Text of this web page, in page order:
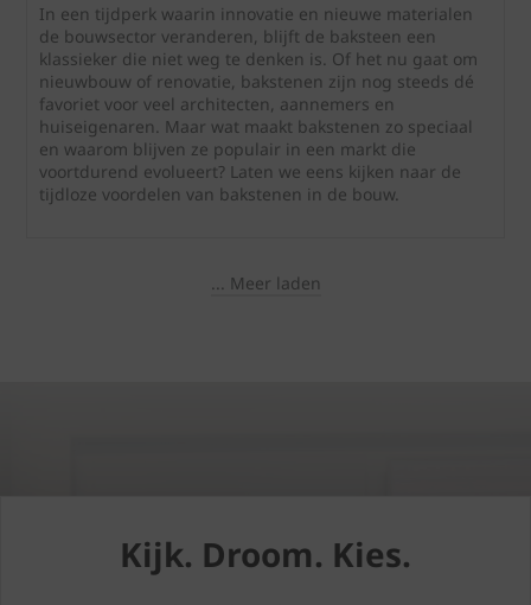
In een tijdperk waarin innovatie en nieuwe materialen
de bouwsector veranderen, blijft de baksteen een
klassieker die niet weg te denken is. Of het nu gaat om
nieuwbouw of renovatie, bakstenen zijn nog steeds dé
favoriet voor veel architecten, aannemers en
huiseigenaren. Maar wat maakt bakstenen zo speciaal
en waarom blijven ze populair in een markt die
voortdurend evolueert? Laten we eens kijken naar de
tijdloze voordelen van bakstenen in de bouw.
... Meer laden
Kijk. Droom. Kies.